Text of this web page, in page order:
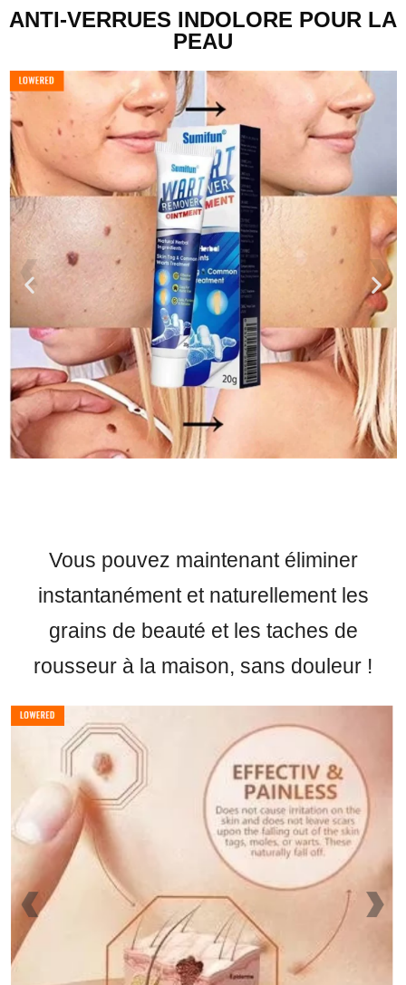
ANTI-VERRUES INDOLORE POUR LA
PEAU
Vous pouvez maintenant éliminer
instantanément et naturellement les
grains de beauté et les taches de
rousseur à la maison, sans douleur !